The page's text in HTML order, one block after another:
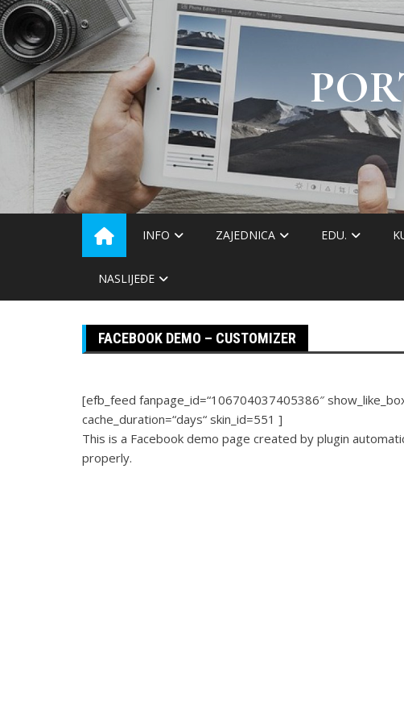
Skip
to
content
INFO ZAJEDNICA EDU.
NASLIJEĐE
FACEBOOK DEMO – CUSTOMIZER
[efb_feed fanpage_id=“106704037405386″
cache_duration=“days“ skin_id=551 ]
This is a Facebook demo page created by plugin
properly.